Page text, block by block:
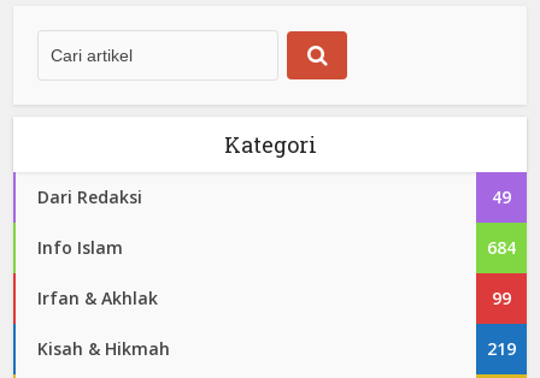
Kategori
Dari Redaksi 49
Info Islam 684
Irfan & Akhlak 99
Kisah & Hikmah 219